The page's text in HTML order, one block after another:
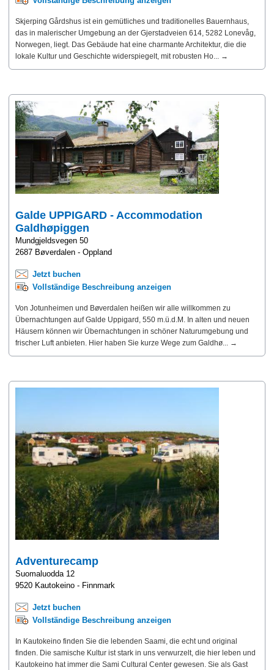
Skjerping Gårdshus ist ein gemütliches und traditionelles Bauernhaus,
das in malerischer Umgebung an der Gjerstadveien 614, 5282 Lonevåg,
Norwegen, liegt. Das Gebäude hat eine charmante Architektur, die die
lokale Kultur und Geschichte widerspiegelt, mit robusten Ho... →
Galde UPPIGARD - Accommodation
Galdhøpiggen
Mundgjeldsvegen 50
2687 Bøverdalen - Oppland
Jetzt buchen
Vollständige Beschreibung anzeigen
Von Jotunheimen und Bøverdalen heißen wir alle willkommen zu
Übernachtungen auf Galde Uppigard, 550 m.ü.d.M. In alten und neuen
Häusern können wir Übernachtungen in schöner Naturumgebung und
frischer Luft anbieten. Hier haben Sie kurze Wege zum Galdhø... →
Adventurecamp
Suomaluodda 12
9520 Kautokeino - Finnmark
Jetzt buchen
Vollständige Beschreibung anzeigen
In Kautokeino finden Sie die lebenden Saami, die echt und original
finden. Die samische Kultur ist stark in uns verwurzelt, die hier leben und
Kautokeino hat immer die Sami Cultural Center gewesen. Sie als Gast